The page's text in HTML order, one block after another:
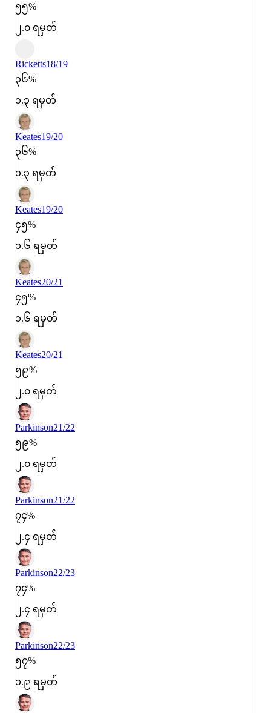
၅၅%
၂.၀ ရမှတ်
Ricketts18/19
၃၆%
၁.၃ ရမှတ်
Keates19/20
၃၆%
၁.၃ ရမှတ်
Keates19/20
၄၅%
၁.၆ ရမှတ်
Keates20/21
၄၅%
၁.၆ ရမှတ်
Keates20/21
၅၉%
၂.၀ ရမှတ်
Parkinson21/22
၅၉%
၂.၀ ရမှတ်
Parkinson21/22
၇၄%
၂.၄ ရမှတ်
Parkinson22/23
၇၄%
၂.၄ ရမှတ်
Parkinson22/23
၅၇%
၁.၉ ရမှတ်